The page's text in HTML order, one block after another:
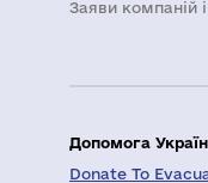
Заяви компаній i
Допомога
Donate To